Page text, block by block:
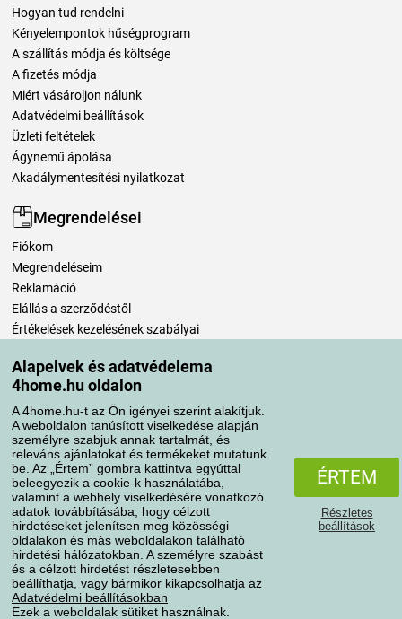
Alapelvek és adatvédelema
4home.hu oldalon
A 4home.hu-t az Ön igényei szerint alakítjuk.
A weboldalon tanúsított viselkedése alapján
személyre szabjuk annak tartalmát, és
releváns ajánlatokat és termékeket mutatunk
be. Az „Értem” gombra kattintva egyúttal
beleegyezik a cookie-k használatába,
valamint a webhely viselkedésére vonatkozó
adatok továbbításába, hogy célzott
hirdetéseket jelenítsen meg közösségi
oldalakon és más weboldalakon található
hirdetési hálózatokban. A személyre szabást
és a célzott hirdetést részletesebben
beállíthatja, vagy bármikor kikapcsolhatja az
Adatvédelmi beállításokban
Ezek a weboldalak sütiket használnak.
ÉRTEM
Részletes
beállítások
Hogyan tud rendelni
Kényelempontok hűségprogram
A szállítás módja és költsége
A fizetés módja
Miért vásároljon nálunk
Adatvédelmi beállítások
Üzleti feltételek
Ágynemű ápolása
Akadálymentesítési nyilatkozat
Megrendelései
Fiókom
Megrendeléseim
Reklamáció
Elállás a szerződéstől
Értékelések kezelésének szabályai
Szállítási módok
Fizetési módok
AdatvédelemSüti szabályzat